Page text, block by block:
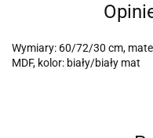
Wymiary: 60/72/30 cm,
MDF, kolor: biały/biały mat